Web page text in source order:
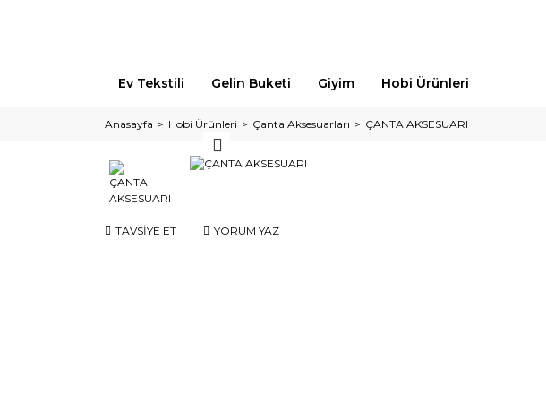
Ev Tekstili Gelin Buketi Giyim Hobi Ürünleri
Anasayfa Hobi Ürünleri Çanta Aksesuarları ÇANTA AKSESUARI
TAVSİYE ET YORUM YAZ